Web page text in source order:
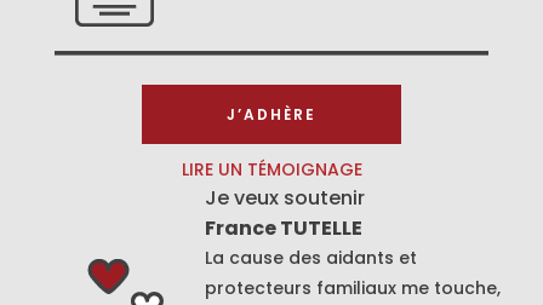
J’ADHÈRE
LIRE UN TÉMOIGNAGE
Je veux soutenir
France TUTELLE
La cause des aidants et
protecteurs familiaux me touche,